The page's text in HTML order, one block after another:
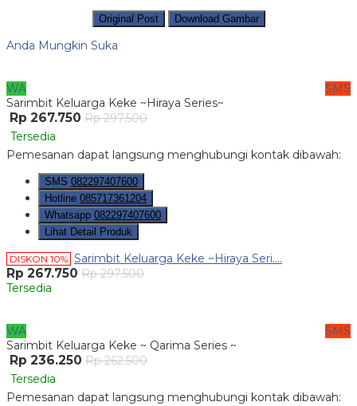
Original Post Download Gambar
Anda Mungkin Suka
WA
SMS
Sarimbit Keluarga Keke ~Hiraya Series~
Rp 267.750 Rp 297.500
Tersedia
Pemesanan dapat langsung menghubungi kontak dibawah:
SMS 082297407600
Hotline 085717361204
Whatsapp 082297407600
Lihat Detail Produk
DISKON 10% Sarimbit Keluarga Keke ~Hiraya Seri....
Rp 267.750 Rp 297.500
Tersedia
WA
SMS
Sarimbit Keluarga Keke ~ Qarima Series ~
Rp 236.250 Rp 262.500
Tersedia
Pemesanan dapat langsung menghubungi kontak dibawah: